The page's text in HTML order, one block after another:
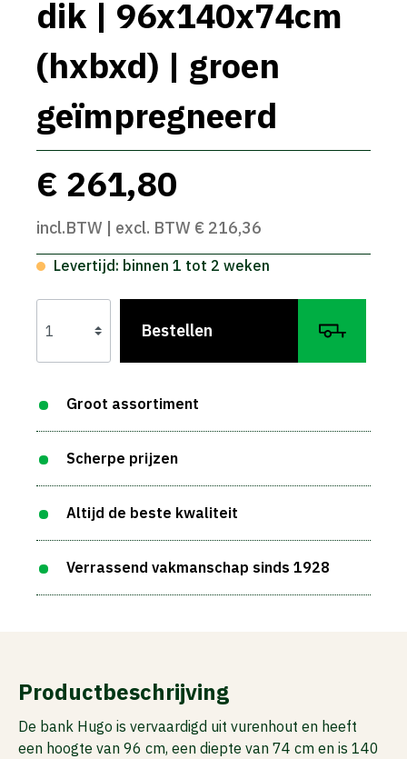
dik | 96x140x74cm
(hxbxd) | groen
geïmpregneerd
€ 261,80
incl.BTW | excl. BTW € 216,36
Levertijd: binnen 1 tot 2 weken
Bestellen
Groot assortiment
Scherpe prijzen
Altijd de beste kwaliteit
Verrassend vakmanschap sinds 1928
Productbeschrijving
De bank Hugo is vervaardigd uit vurenhout en heeft
een hoogte van 96 cm, een diepte van 74 cm en is 140